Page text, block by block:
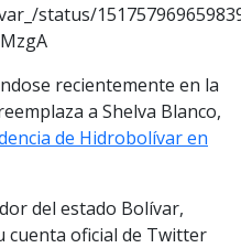
status/
recientemente en la
a Shelva Blanco,
de Hidrobolívar en
del estado Bolívar,
cuenta oficial de Twitter